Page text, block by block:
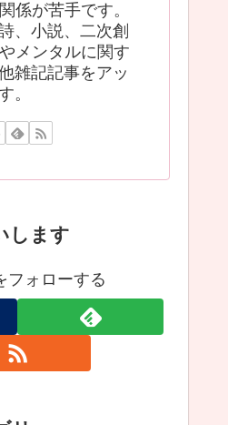
係が苦手です。
、小説、二次創
メンタルに関す
雑記記事をアッ
。
します
フォローする